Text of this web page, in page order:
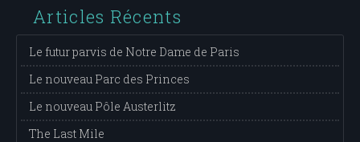
Articles Récents
Le futur parvis de Notre Dame de Paris
Le nouveau Parc des Princes
Le nouveau Pôle Austerlitz
The Last Mile